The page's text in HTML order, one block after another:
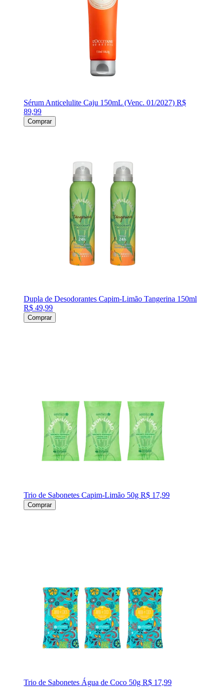
Sérum Anticelulite Caju 150mL (Venc. 01/2027) R$
89,99
Comprar
Dupla de Desodorantes Capim-Limão Tangerina 150ml
R$ 49,99
Comprar
Trio de Sabonetes Capim-Limão 50g R$ 17,99
Comprar
Trio de Sabonetes Água de Coco 50g R$ 17,99